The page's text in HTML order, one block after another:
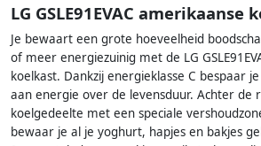
LG GSLE91EVAC amerikaanse
Je bewaart een grote hoeveelheid
of meer energiezuinig met de LG
koelkast. Dankzij energieklasse C bespaar
aan energie over de levensduur. Achter de
koelgedeelte met een speciale
bewaar je al je yoghurt, hapjes en bakjes